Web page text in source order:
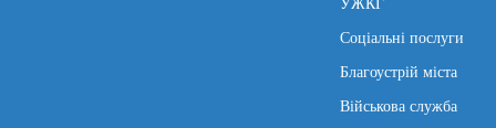
Соціальні послуги
Благоустрій міста
Військова служба